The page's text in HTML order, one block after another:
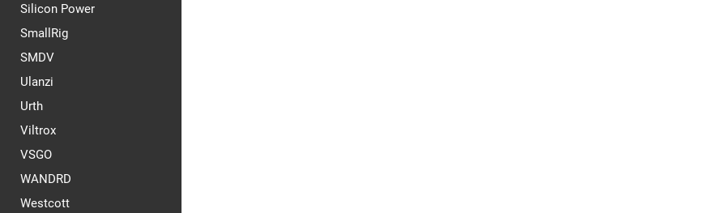
Silicon Power
SmallRig
SMDV
Ulanzi
Urth
Viltrox
VSGO
WANDRD
Westcott